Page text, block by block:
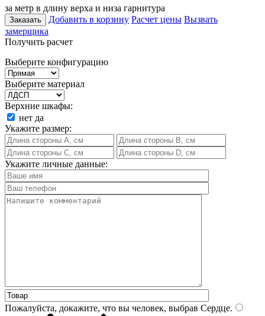
за метр в длину верха и низа гарнитура
Заказать Добавить в корзину Расчет цены Вызвать
замерщика
Получить расчет
Выберите конфигурацию
Выберите материал
Верхние шкафы:
нет да
Укажите размер:
Укажите личные данные:
Пожалуйста, докажите, что вы человек, выбрав Сердце.